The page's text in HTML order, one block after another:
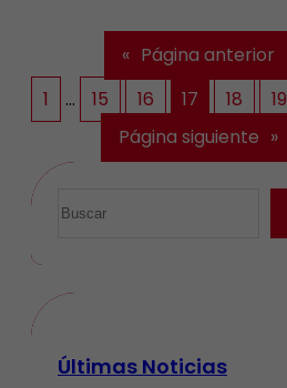
« Página anterior
1
… 15 16 17 18 19
Página siguiente »
Últimas Noticias